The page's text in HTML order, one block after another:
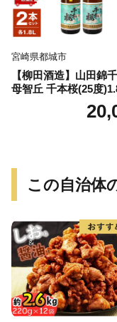
宮崎県都城市
【柳田酒造】山田錦
母智丘 千本桜(25度
≪みやこんじょ特急
この自治体